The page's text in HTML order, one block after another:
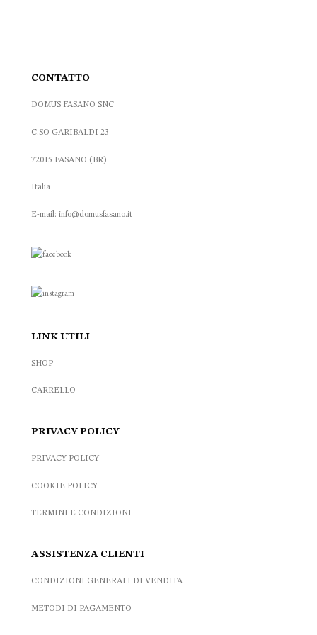
CONTATTO
DOMUS FASANO SNC
C.SO GARIBALDI 23
72015 FASANO (BR)
Italia
E-mail: info@domusfasano.it
LINK UTILI
SHOP
CARRELLO
PRIVACY POLICY
PRIVACY POLICY
COOKIE POLICY
TERMINI E CONDIZIONI
ASSISTENZA CLIENTI
CONDIZIONI GENERALI DI VENDITA
METODI DI PAGAMENTO